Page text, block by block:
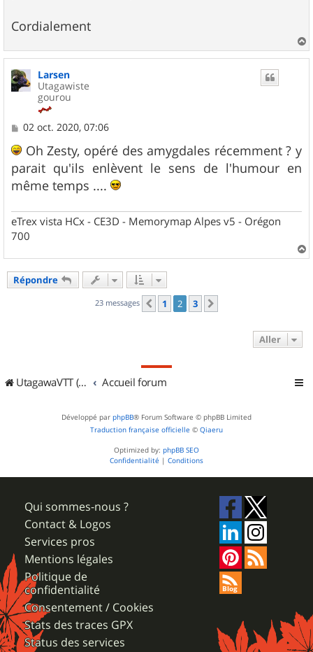
Cordialement
a
Larsen
Utagawiste
gourou
M
s
a
g
e
02 oct. 2020, 07:06
Oh Zesty, opéré des amygdales récemment ? y
parait qu'ils enlèvent le sens de l'humour en
même temps ....
eTrex vista HCx - CE3D - Memorymap Alpes v5 - Orégon
700
a
Répondre
23 messages Précédent
1 2 3
Aller
UtagawaVTT (Randos VTT et VTTAE avec traces GPS) Accueil forum
Développé par phpBB® Forum Software © phpBB Limited
Traduction française officielle © Qiaeru
Optimized by: phpBB SEO
Confidentialité | Conditions
Qui sommes-nous ?
Contact & Logos
Services pros
Mentions légales
Politique de
confidentialité
Consentement / Cookies
Stats des traces GPX
Status des services